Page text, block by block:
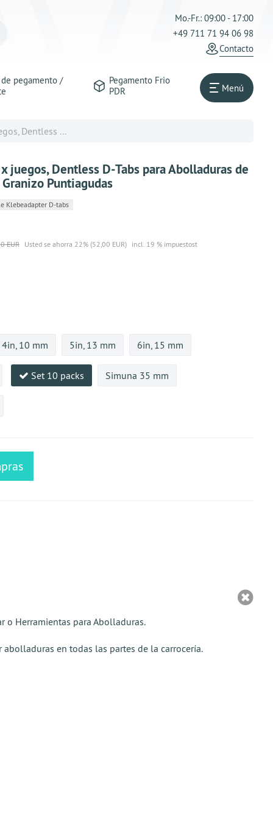
Mo.-Fr.: 09:00 - 17:00
+49 711 71 94 06 98
Contacto
de pegamento /
Pegamento Frio
PDR
Menú
Dentless ...
juegos, Dentless D-Tabs para Abolladuras de
Puntiagudas
Klebeadapter D-tabs
EUR Usted se ahorra 22% (52,00 EUR) incl. 19 % impuestost
4in, 10 mm 5in, 13 mm 6in, 15 mm
Set 10 packs Simuna 35 mm
o Herramientas para Abolladuras.
en todas las partes de la carrocería.